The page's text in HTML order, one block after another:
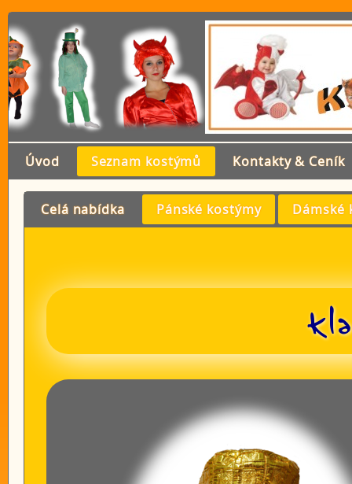
Úvod Seznam kostýmů Kontakty & Ceník
Celá nabídka Pánské kostýmy Dámské